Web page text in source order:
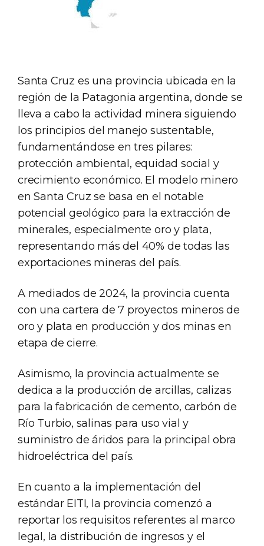
Santa Cruz es una provincia ubicada en la
región de la Patagonia argentina, donde se
lleva a cabo la actividad minera siguiendo
los principios del manejo sustentable,
fundamentándose en tres pilares:
protección ambiental, equidad social y
crecimiento económico. El modelo minero
en Santa Cruz se basa en el notable
potencial geológico para la extracción de
minerales, especialmente oro y plata,
representando más del 40% de todas las
exportaciones mineras del país.
A mediados de 2024, la provincia cuenta
con una cartera de 7 proyectos mineros de
oro y plata en producción y dos minas en
etapa de cierre.
Asimismo, la provincia actualmente se
dedica a la producción de arcillas, calizas
para la fabricación de cemento, carbón de
Río Turbio, salinas para uso vial y
suministro de áridos para la principal obra
hidroeléctrica del país.
En cuanto a la implementación del
estándar EITI, la provincia comenzó a
reportar los requisitos referentes al marco
legal, la distribución de ingresos y el